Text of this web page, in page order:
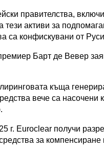
правителства,
тези активи за
са конфискувани от
Барт де Вевер
къща
вече са
г. Euroclear получи
за компенсиране